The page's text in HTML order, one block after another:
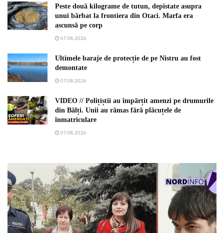
Peste două kilograme de tutun, depistate asupra
unui bărbat la frontiera din Otaci. Marfa era
ascunsă pe corp
07.08.2026
Ultimele baraje de protecție de pe Nistru au fost
demontate
07.08.2026
VIDEO // Polițiștii au împărțit amenzi pe drumurile
din Bălți. Unii au rămas fără plăcuțele de
înmatriculare
07.08.2026